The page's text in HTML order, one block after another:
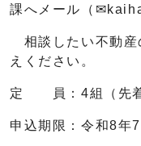
課へメール（✉
相談したい不動産
えください。
定 員：4組（先着
申込期限：令和8年